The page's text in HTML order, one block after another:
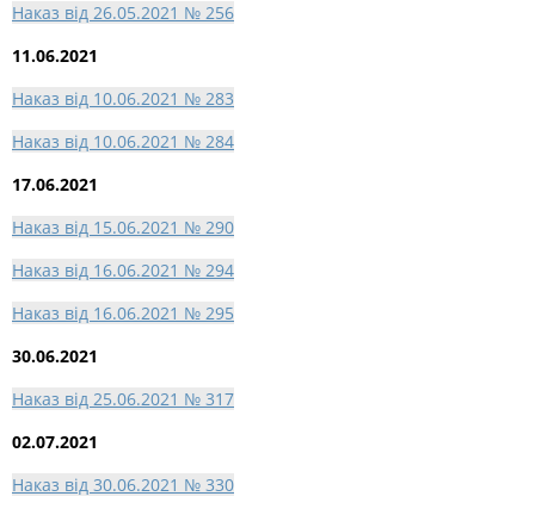
Наказ від 26.05.2021 № 256
11.06.2021
Наказ від 10.06.2021 № 283
Наказ від 10.06.2021 № 284
17.06.2021
Наказ від 15.06.2021 № 290
Наказ від 16.06.2021 № 294
Наказ від 16.06.2021 № 295
30.06.2021
Наказ від 25.06.2021 № 317
02.07.2021
Наказ від 30.06.2021 № 330